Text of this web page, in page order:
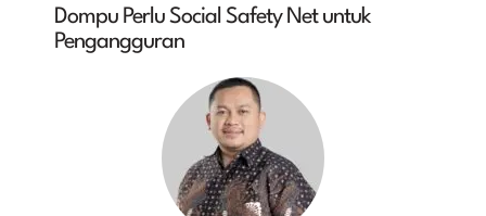
Dompu Perlu Social Safety Net untuk
Pengangguran